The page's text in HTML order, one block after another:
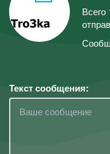
Всего
Текст сообщения: